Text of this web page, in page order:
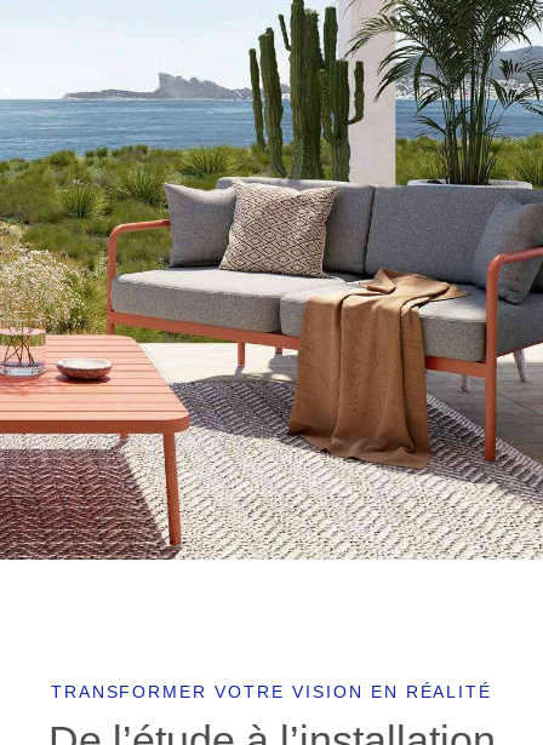
TRANSFORMER VOTRE VISION EN RÉALITÉ